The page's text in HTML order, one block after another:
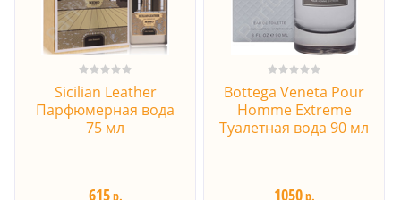
Sicilian Leather
Парфюмерная вода
75 мл
615р.
Bottega Veneta Pour
Homme Extreme
Туалетная вода 90 мл
1050р.